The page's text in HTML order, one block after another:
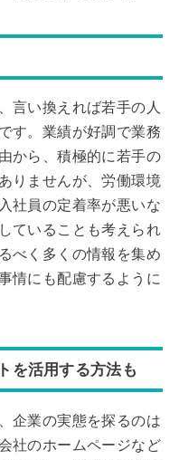
言い換えれば若手の人
す。業績が好調で業務
から、積極的に若手の
りませんが、労働環境
社員の定着率が悪いな
ていることも考えられ
べく多くの情報を集め
情にも配慮するように
を活用する方法も
企業の実態を探るのは
社のホームページなど